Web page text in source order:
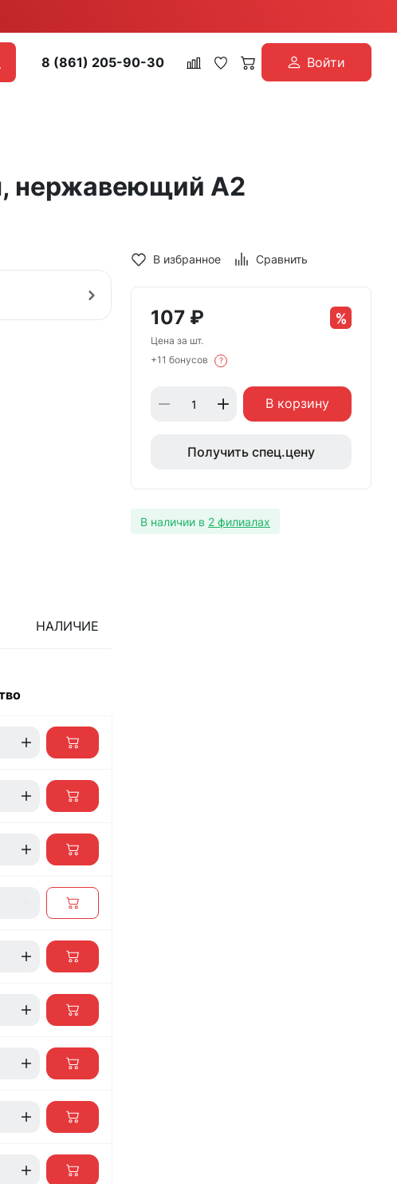
8 (861) 205-90-30 Войти
нержавеющий А2
НАЛИЧИЕ
В избранное Сравнить
107 ₽
Цена за шт.
+11 бонусов
?
В корзину
Получить спец.цену
В наличии в 2 филиалах